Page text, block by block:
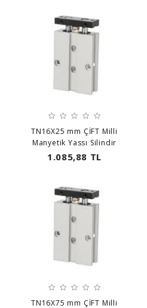
TN16X25 mm ÇİFT Milli
Manyetik Yassı Silindir
1.085,88 TL
TN16X75 mm ÇİFT Milli